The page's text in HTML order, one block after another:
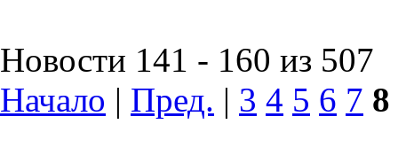
Новости 141 - 160 из 507
Начало | Пред. | 3 4 5 6 7 8